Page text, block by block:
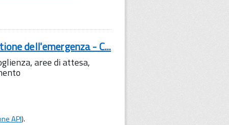
dell'emergenza - C...
aree di attesa,
API).